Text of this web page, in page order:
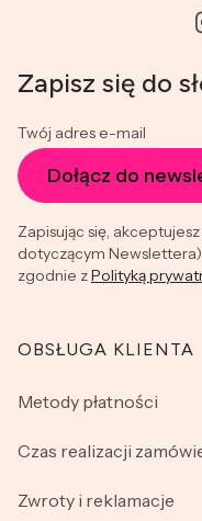
Zapisz się do
Twój adres e-mail
Dołącz do
Zapisując się, akceptujesz
dotyczącym
zgodnie zPolityką
Linki w stopce
OBSŁUGA KLIENTA
Metody płatności
Czas realizacji
Zwroty i reklamacje